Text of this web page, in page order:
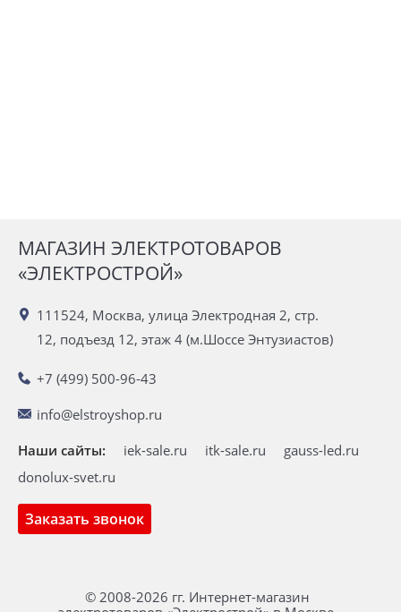
МАГАЗИН ЭЛЕКТРОТОВАРОВ
«ЭЛЕКТРОСТРОЙ»
111524, Москва, улица Электродная 2, стр.
12, подъезд 12, этаж 4 (м.Шоссе Энтузиастов)
+7 (499) 500-96-43
info@elstroyshop.ru
Заказать звонок
Наши сайты: iek-sale.ru itk-sale.ru
gauss-led.ru
donolux-svet.ru
© 2008-2026 гг. Интернет-магазин